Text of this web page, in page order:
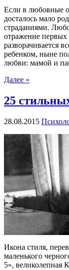
Если в любовные
досталось мало
страданиями.
отражение
разворачивается
ребенком, ныне
любви: мамой и
Далее »
25
28.08.2015
Икона стиля,
маленького
5», великолепная